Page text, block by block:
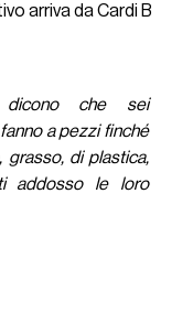
arriva da Cardi B
che sei
a pezzi finché
grasso, di plastica,
addosso le loro